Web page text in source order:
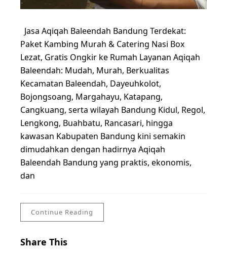
Jasa Aqiqah Baleendah Bandung Terdekat:
Paket Kambing Murah & Catering Nasi Box
Lezat, Gratis Ongkir ke Rumah Layanan Aqiqah
Baleendah: Mudah, Murah, Berkualitas
Kecamatan Baleendah, Dayeuhkolot,
Bojongsoang, Margahayu, Katapang,
Cangkuang, serta wilayah Bandung Kidul, Regol,
Lengkong, Buahbatu, Rancasari, hingga
kawasan Kabupaten Bandung kini semakin
dimudahkan dengan hadirnya Aqiqah
Baleendah Bandung yang praktis, ekonomis,
dan
Continue Reading
Share This